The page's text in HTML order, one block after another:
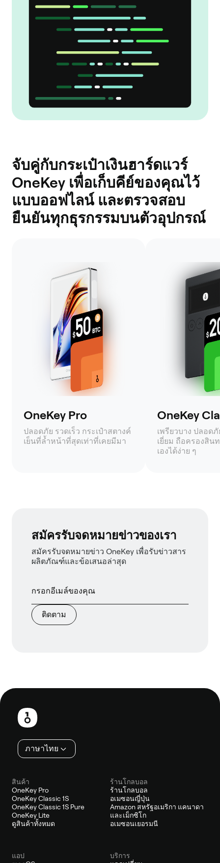
จับคู่กับกระเป๋าเงินฮาร์ดแวร์
OneKey เพื่อเก็บคีย์ของคุณไว้
แบบออฟไลน์ และตรวจสอบ
ยืนยันทุกธุรกรรมบนตัวอุปกรณ์
OneKey Pro
ปลอดภัย รวดเร็ว กระเป๋าสตางค์
เย็นที่ล้ำหน้าที่สุดเท่าที่เคยมีมา
OneKey
เพรียวบาง ปลอด
เยี่ยม ถือครองสิน
เองได้ง่าย ๆ
สมัครรับจดหมายข่าวของเรา
สมัครรับจดหมายข่าว OneKey เพื่อรับข่าวสาร
ผลิตภัณฑ์และข้อเสนอล่าสุด
ติดตาม
ส่วน
ท้าย
ภาษาไทย
สินค้า
OneKey Pro
OneKey Classic 1S
OneKey Classic 1S Pure
OneKey Lite
ดูสินค้าทั้งหมด
ร้านโกลบอล
ร้านโกลบอล
อเมซอนญี่ปุ่น
Amazon สหรัฐอเมริกา แคนาดา
และเม็กซิโก
อเมซอนเยอรมนี
แอป
บริการ